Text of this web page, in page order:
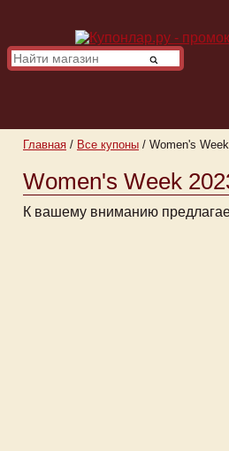
Главная / Все купоны / Women's
Women's Week
К вашему вниманию